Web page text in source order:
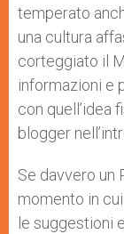
temperato
una cultura
corteggiato il
informazioni e
con quell’idea
blogger
Se davvero un
momento in
le suggestioni